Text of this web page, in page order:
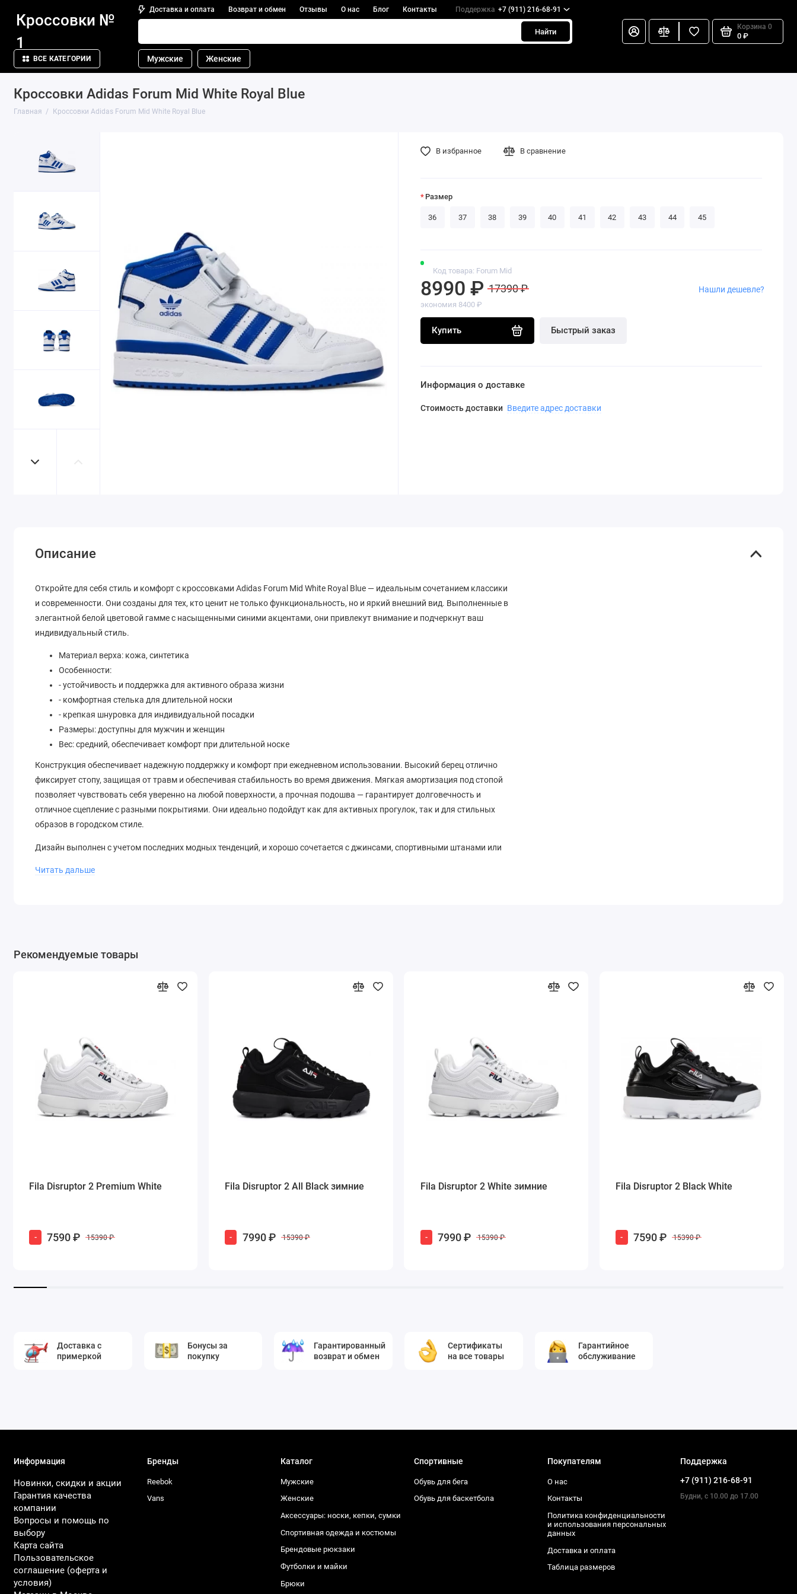
Доставка и оплата Возврат и обмен Отзывы О нас Блог Контакты Поддержка +7 (911) 216-68-91
Кроссовки №
1
Найти
Корзина 0
0 ₽
ВСЕ КАТЕГОРИИ Мужские Женские
Кроссовки Adidas Forum Mid White Royal Blue
Главная Кроссовки Adidas Forum Mid White Royal Blue
Код товара: Forum Mid
8990 ₽ 17390 ₽
экономия 8400 ₽
Купить Быстрый заказ
Нашли дешевле?
В избранное В сравнение
Размер
36 37 38 39 40 41 42 43 44 45
Информация о доставке
Стоимость доставки Введите адрес доставки
Описание
Откройте для себя стиль и комфорт с кроссовками Adidas Forum Mid White Royal Blue — идеальным сочетанием классики
и современности. Они созданы для тех, кто ценит не только функциональность, но и яркий внешний вид. Выполненные в
элегантной белой цветовой гамме с насыщенными синими акцентами, они привлекут внимание и подчеркнут ваш
индивидуальный стиль.
Материал верха: кожа, синтетика
Особенности:
- устойчивость и поддержка для активного образа жизни
- комфортная стелька для длительной носки
- крепкая шнуровка для индивидуальной посадки
Размеры: доступны для мужчин и женщин
Вес: средний, обеспечивает комфорт при длительной носке
Конструкция обеспечивает надежную поддержку и комфорт при ежедневном использовании. Высокий берец отлично
фиксирует стопу, защищая от травм и обеспечивая стабильность во время движения. Мягкая амортизация под стопой
позволяет чувствовать себя уверенно на любой поверхности, а прочная подошва — гарантирует долговечность и
отличное сцепление с разными покрытиями. Они идеально подойдут как для активных прогулок, так и для стильных
образов в городском стиле.
Дизайн выполнен с учетом последних модных тенденций, и хорошо сочетается с джинсами, спортивными штанами или
Универсальный размер позволяет подобрать идеально сидящую пару для любого покупателя
Читать дальше
Рекомендуемые товары
Fila Disruptor 2 Premium White
- 7590 ₽ 15390 ₽
Fila Disruptor 2 All Black зимние
- 7990 ₽ 15390 ₽
Fila Disruptor 2 White зимние
- 7990 ₽ 15390 ₽
Fila Disruptor 2 Black White
- 7590 ₽ 15390 ₽
Доставка с
примеркой
Бонусы за
покупку
Гарантированный
возврат и обмен
Сертификаты
на все товары
Гарантийное
обслуживание
Информация
Новинки, скидки и акции
Гарантия качества
компании
Вопросы и помощь по
выбору
Карта сайта
Пользовательское
соглашение (оферта и
условия)
Бренды
Reebok
Vans
Каталог
Мужские
Женские
Аксессуары: носки, кепки, сумки
Спортивная одежда и костюмы
Брендовые рюкзаки
Футболки и майки
Брюки
Спортивные
Обувь для бега
Обувь для баскетбола
Покупателям
О нас
Контакты
Политика конфиденциальности
и использования персональных
данных
Доставка и оплата
Таблица размеров
Поддержка
+7 (911) 216-68-91
Будни, с 10.00 до 17.00